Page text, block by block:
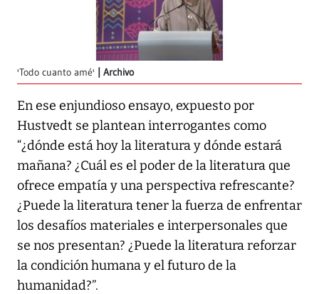
'Todo cuanto amé' Archivo
En ese enjundioso ensayo, expuesto por
Hustvedt se plantean interrogantes como
“¿dónde está hoy la literatura y dónde estará
mañana? ¿Cuál es el poder de la literatura que
ofrece empatía y una perspectiva refrescante?
¿Puede la literatura tener la fuerza de enfrentar
los desafíos materiales e interpersonales que
se nos presentan? ¿Puede la literatura reforzar
la condición humana y el futuro de la
humanidad?”.